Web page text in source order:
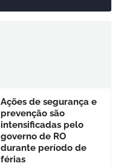
Ações de segurança e
prevenção são
intensificadas pelo
governo de RO
durante período de
férias